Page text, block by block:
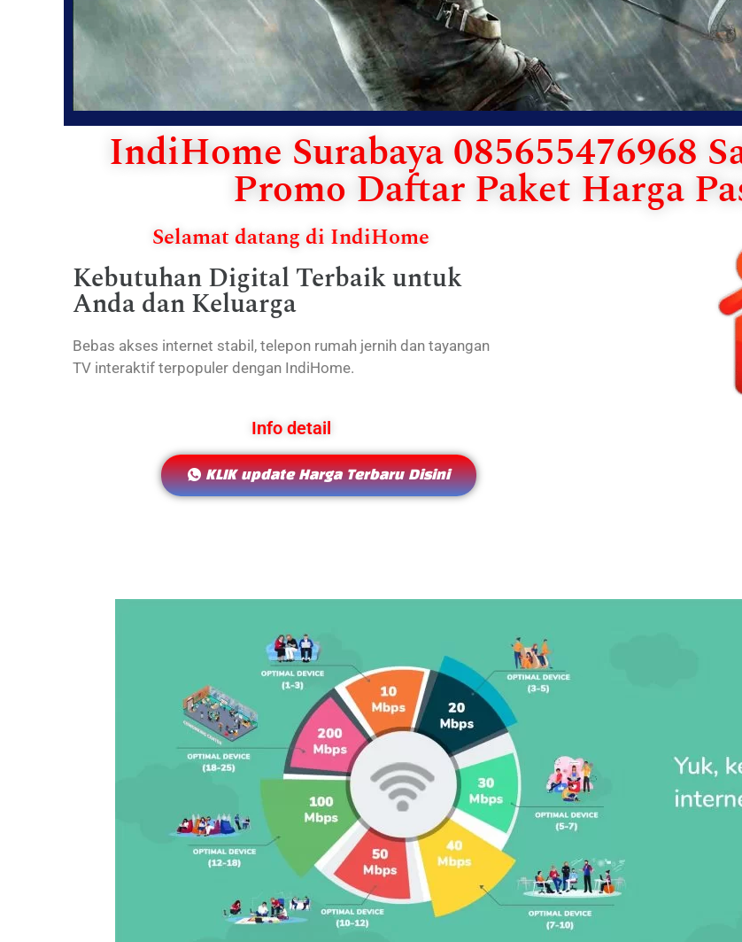
IndiHome Surabaya 085655476968
Promo Daftar Paket Harga
Selamat datang di IndiHome
Kebutuhan Digital Terbaik untuk
Anda dan Keluarga
Bebas akses internet stabil, telepon rumah jernih dan tayangan
TV interaktif terpopuler dengan IndiHome.
Info detail
KLIK update Harga Terbaru Disini